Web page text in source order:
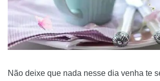
Não deixe que nada nesse dia venha te